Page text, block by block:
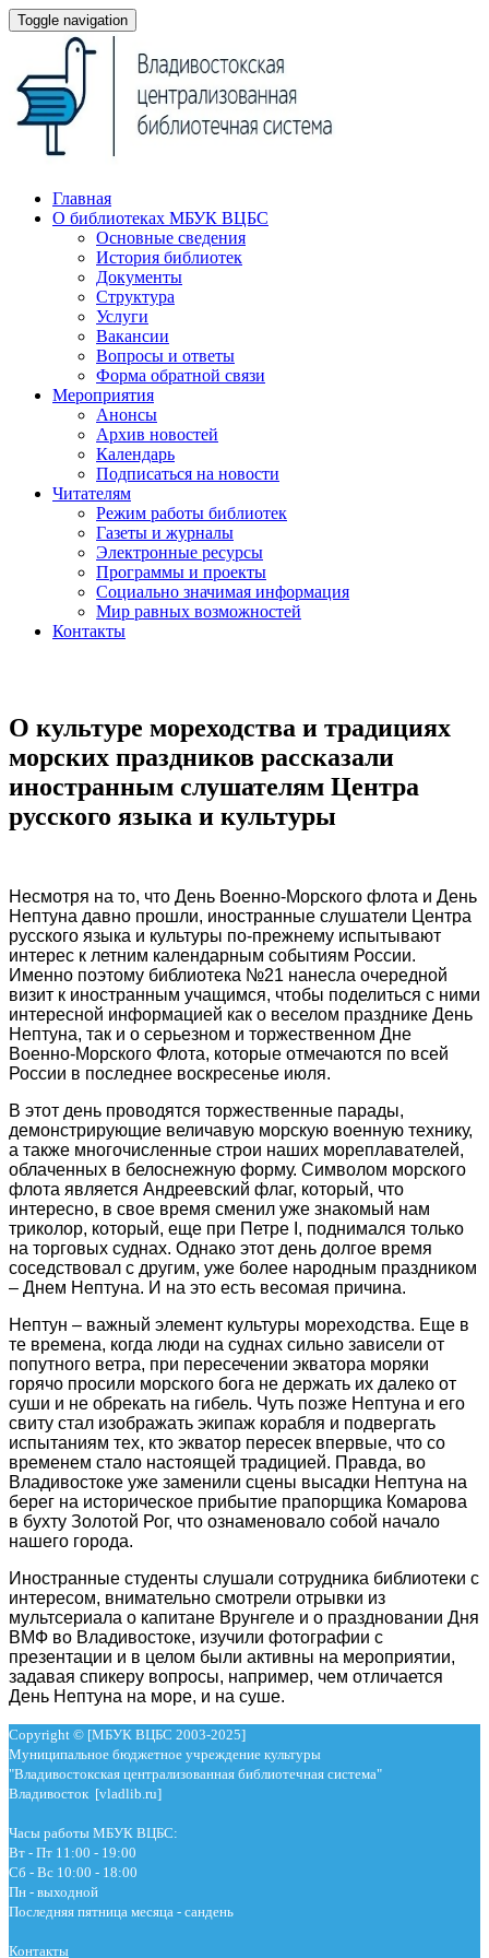
Toggle navigation
Главная
О библиотеках МБУК ВЦБС
Основные сведения
История библиотек
Документы
Структура
Услуги
Вакансии
Вопросы и ответы
Форма обратной связи
Мероприятия
Анонсы
Архив новостей
Календарь
Подписаться на новости
Читателям
Режим работы библиотек
Газеты и журналы
Электронные ресурсы
Программы и проекты
Социально значимая информация
Мир равных возможностей
Контакты
О культуре мореходства и традициях
морских праздников рассказали
иностранным слушателям Центра
русского языка и культуры
Несмотря на то, что День Военно-Морского флота и День
Нептуна давно прошли, иностранные слушатели Центра
русского языка и культуры по-прежнему испытывают
интерес к летним календарным событиям России.
Именно поэтому библиотека №21 нанесла очередной
визит к иностранным учащимся, чтобы поделиться с ними
интересной информацией как о веселом празднике День
Нептуна, так и о серьезном и торжественном Дне
Военно-Морского Флота, которые отмечаются по всей
России в последнее воскресенье июля.
В этот день проводятся торжественные парады,
демонстрирующие величавую морскую военную технику,
а также многочисленные строи наших мореплавателей,
облаченных в белоснежную форму. Символом морского
флота является Андреевский флаг, который, что
интересно, в свое время сменил уже знакомый нам
триколор, который, еще при Петре I, поднимался только
на торговых суднах. Однако этот день долгое время
соседствовал с другим, уже более народным праздником
– Днем Нептуна. И на это есть весомая причина.
Нептун – важный элемент культуры мореходства. Еще в
те времена, когда люди на суднах сильно зависели от
попутного ветра, при пересечении экватора моряки
горячо просили морского бога не держать их далеко от
суши и не обрекать на гибель. Чуть позже Нептуна и его
свиту стал изображать экипаж корабля и подвергать
испытаниям тех, кто экватор пересек впервые, что со
временем стало настоящей традицией. Правда, во
Владивостоке уже заменили сцены высадки Нептуна на
берег на историческое прибытие прапорщика Комарова
в бухту Золотой Рог, что ознаменовало собой начало
нашего города.
Иностранные студенты слушали сотрудника библиотеки с
интересом, внимательно смотрели отрывки из
мультсериала о капитане Врунгеле и о праздновании Дня
ВМФ во Владивостоке, изучили фотографии с
презентации и в целом были активны на мероприятии,
задавая спикеру вопросы, например, чем отличается
День Нептуна на море, и на суше.
Copyright © [МБУК ВЦБС 2003-2025]
Муниципальное бюджетное учреждение культуры
"Владивостокская централизованная библиотечная система"
Владивосток [vladlib.ru]
Часы работы МБУК ВЦБС:
Вт - Пт 11:00 - 19:00
Сб - Вс 10:00 - 18:00
Пн - выходной
Последняя пятница месяца - сандень
Контакты